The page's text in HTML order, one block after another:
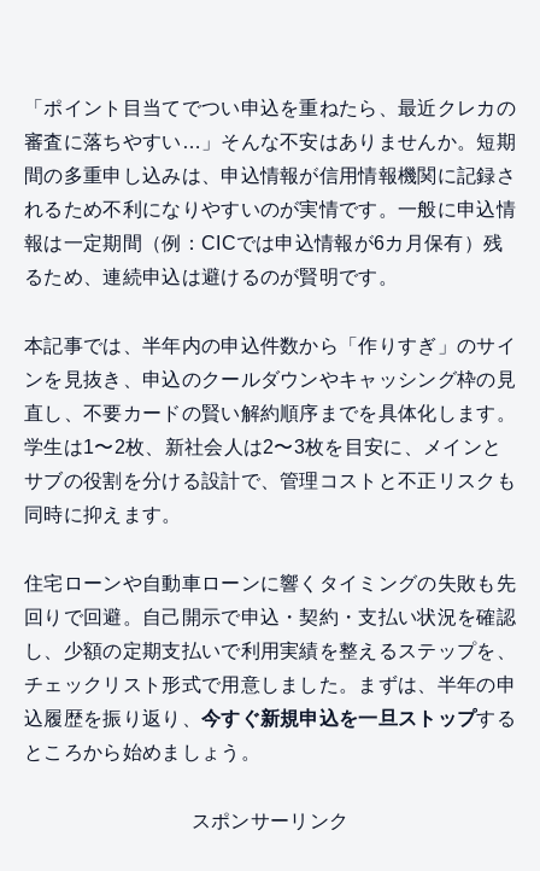
「ポイント目当てでつい申込を重ねたら、最近クレカの
審査に落ちやすい…」そんな不安はありませんか。短期
間の多重申し込みは、申込情報が信用情報機関に記録さ
れるため不利になりやすいのが実情です。一般に申込情
報は一定期間（例：CICでは申込情報が6カ月保有）残
るため、連続申込は避けるのが賢明です。
本記事では、半年内の申込件数から「作りすぎ」のサイ
ンを見抜き、申込のクールダウンやキャッシング枠の見
直し、不要カードの賢い解約順序までを具体化します。
学生は1〜2枚、新社会人は2〜3枚を目安に、メインと
サブの役割を分ける設計で、管理コストと不正リスクも
同時に抑えます。
住宅ローンや自動車ローンに響くタイミングの失敗も先
回りで回避。自己開示で申込・契約・支払い状況を確認
し、少額の定期支払いで利用実績を整えるステップを、
チェックリスト形式で用意しました。まずは、半年の申
込履歴を振り返り、 今すぐ新規申込を一旦ストップする
ところから始めましょう。
スポンサーリンク